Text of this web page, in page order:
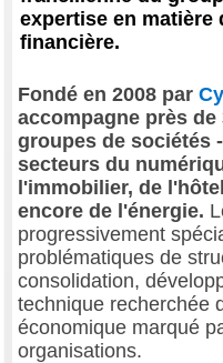
expertise en matière
financière.
Fondé en 2008 par
accompagne près de
groupes de sociétés
secteurs du
l'immobilier, de
encore de l'énergie.
progressivement
problématiques de
consolidation,
technique recherchée
économique marqué
organisations.